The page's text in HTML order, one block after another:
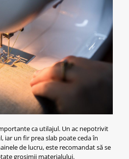
ca utilajul. Un ac nepotrivit
iar un fir prea slab poate ceda în
de lucru, este recomandat să se
grosimii materialului.